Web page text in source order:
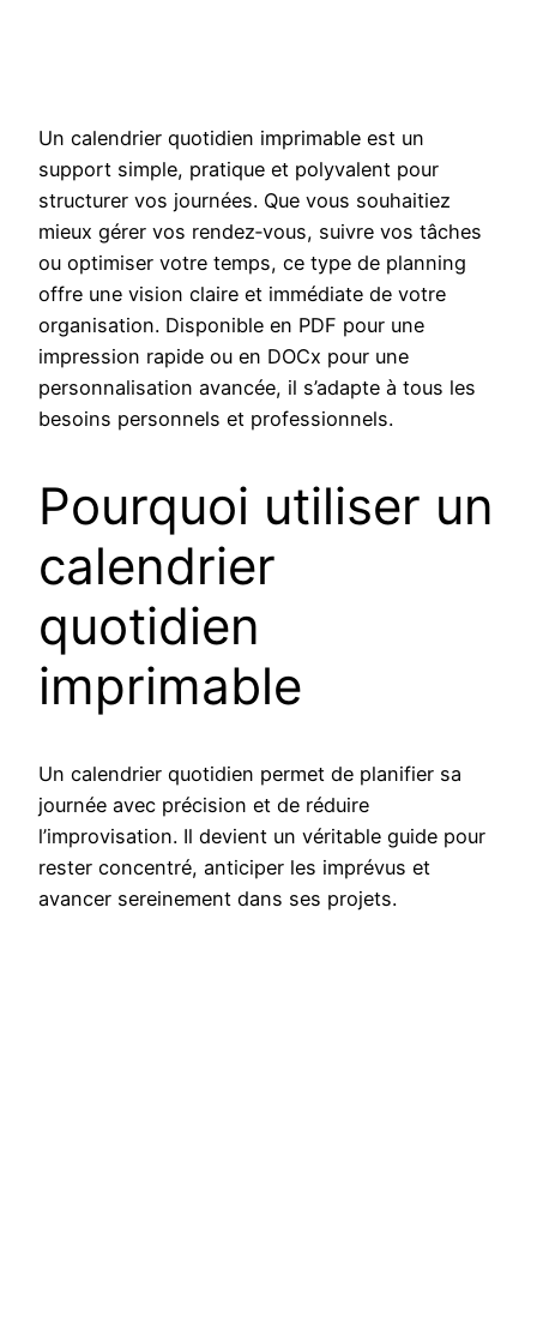
Un calendrier quotidien imprimable est un
support simple, pratique et polyvalent pour
structurer vos journées. Que vous souhaitiez
mieux gérer vos rendez‑vous, suivre vos tâches
ou optimiser votre temps, ce type de planning
offre une vision claire et immédiate de votre
organisation. Disponible en PDF pour une
impression rapide ou en DOCx pour une
personnalisation avancée, il s’adapte à tous les
besoins personnels et professionnels.
Pourquoi utiliser un
calendrier
quotidien
imprimable
Un calendrier quotidien permet de planifier sa
journée avec précision et de réduire
l’improvisation. Il devient un véritable guide pour
rester concentré, anticiper les imprévus et
avancer sereinement dans ses projets.